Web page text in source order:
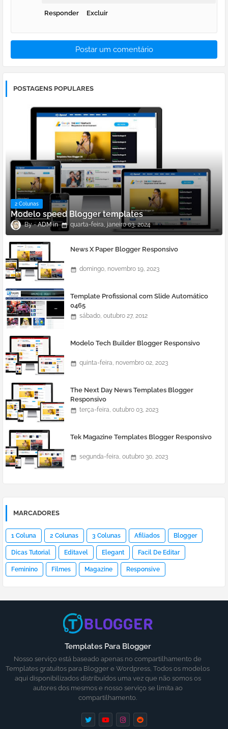
Responder Excluir
Postar um comentário
POSTAGENS POPULARES
2 Colunas
Modelo speed Blogger templates
ADM quarta-feira, janeiro 03, 2024
News X Paper Blogger Responsivo
domingo, novembro 19, 2023
Template Profissional com Slide Automático
0465
sábado, outubro 27, 2012
Modelo Tech Builder Blogger Responsivo
quinta-feira, novembro 02, 2023
The Next Day News Templates Blogger
Responsivo
terça-feira, outubro 03, 2023
Tek Magazine Templates Blogger Responsivo
segunda-feira, outubro 30, 2023
MARCADORES
1 Coluna 2 Colunas 3 Colunas Afiliados Blogger
Dicas Tutorial Editavel Elegant Facil De Editar
Feminino Filmes Magazine Responsive
Templates Para Blogger
Nosso serviço está baseado apenas no compartilhamento de
Templates gratuitos para Blogger e Wordpress, Todos os modelos
aqui disponibilizados distribuídos uma vez que não somos os
autores dos mesmos e nosso serviço se limita ao
compartilhamento.